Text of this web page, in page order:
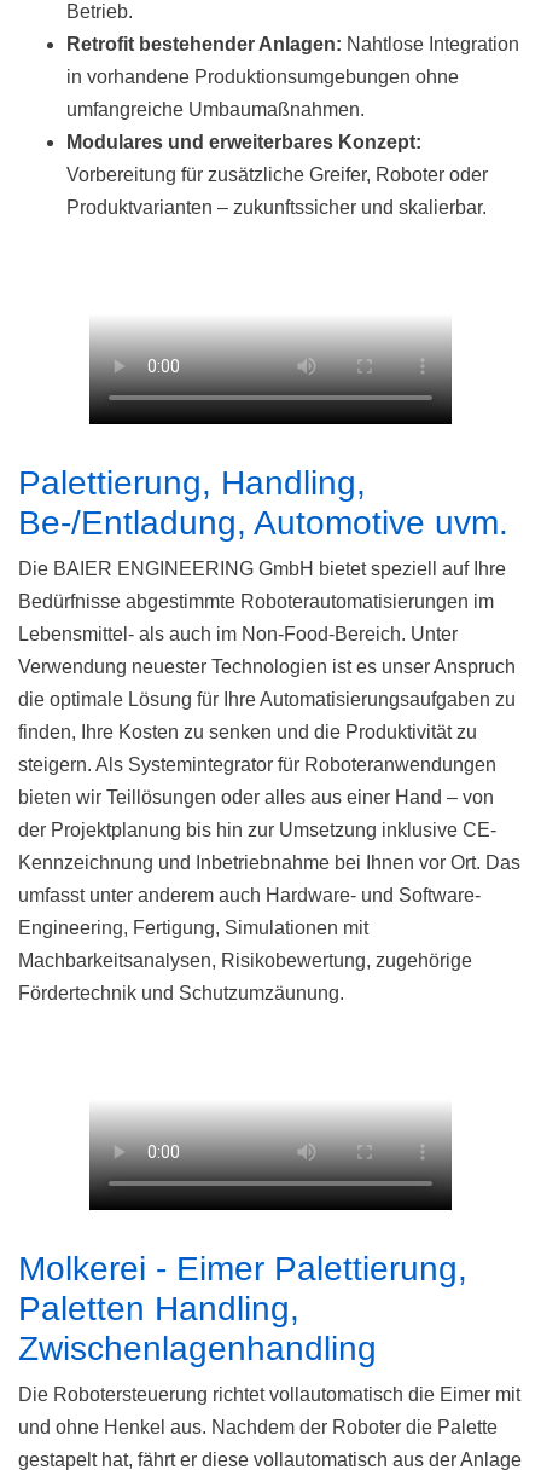
Betrieb.
Retrofit bestehender Anlagen: Nahtlose Integration
in vorhandene Produktionsumgebungen ohne
umfangreiche Umbaumaßnahmen.
Modulares und erweiterbares Konzept:
Vorbereitung für zusätzliche Greifer, Roboter oder
Produktvarianten – zukunftssicher und skalierbar.
Palettierung, Handling,
Be-/Entladung, Automotive uvm.
Die BAIER ENGINEERING GmbH bietet speziell auf Ihre
Bedürfnisse abgestimmte Roboterautomatisierungen im
Lebensmittel- als auch im Non-Food-Bereich. Unter
Verwendung neuester Technologien ist es unser Anspruch
die optimale Lösung für Ihre Automatisierungsaufgaben zu
finden, Ihre Kosten zu senken und die Produktivität zu
steigern. Als Systemintegrator für Roboteranwendungen
bieten wir Teillösungen oder alles aus einer Hand – von
der Projektplanung bis hin zur Umsetzung inklusive CE-
Kennzeichnung und Inbetriebnahme bei Ihnen vor Ort. Das
umfasst unter anderem auch Hardware- und Software-
Engineering, Fertigung, Simulationen mit
Machbarkeitsanalysen, Risikobewertung, zugehörige
Fördertechnik und Schutzumzäunung.
Molkerei - Eimer Palettierung,
Paletten Handling,
Zwischenlagenhandling
Die Robotersteuerung richtet vollautomatisch die Eimer mit
und ohne Henkel aus. Nachdem der Roboter die Palette
gestapelt hat, fährt er diese vollautomatisch aus der Anlage